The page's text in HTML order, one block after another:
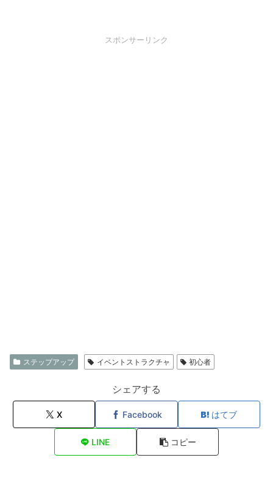
スポンサーリンク
ステップアップ イベントストラクチャ 初心者
シェアする
X Facebook はてブ
LINE コピー